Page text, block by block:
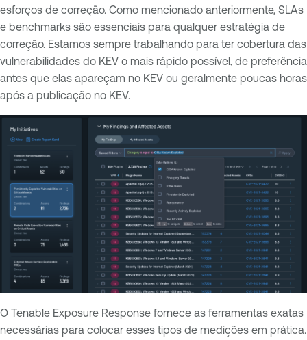
esforços de correção. Como mencionado anteriormente, SLAs
e benchmarks são essenciais para qualquer estratégia de
correção. Estamos sempre trabalhando para ter cobertura das
vulnerabilidades do KEV o mais rápido possível, de preferência
antes que elas apareçam no KEV ou geralmente poucas horas
após a publicação no KEV.
O Tenable Exposure Response fornece as ferramentas exatas
necessárias para colocar esses tipos de medições em prática.